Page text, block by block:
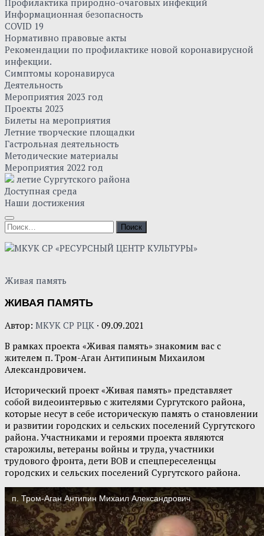
Профилактика природно-очаговых инфекций
Информационная безопасность
COVID 19
Нормативно правовые акты
Рекомендации по профилактике новой коронавирусной
инфекции.
Симптомы коронавируса
Деятельность
Мероприятия 2023 год
Проекты 2023
Билеты на мероприятия
Летние творческие площадки
Гастрольная деятельность
Методические материалы
Мероприятия 2022 год
летие Сургутского района
Доступная среда
Наши достижения
Найти:
Живая память
ЖИВАЯ ПАМЯТЬ
Автор: МКУК СР РЦК · 09.09.2021
В рамках проекта «Живая память» знакомим вас с
жителем п. Тром-Аган Антипиным Михаилом
Александровичем.
Исторический проект «Живая память» представляет
собой видеоинтервью с жителями Сургутского района,
которые несут в себе историческую память о становлении
и развитии городских и сельских поселений Сургутского
района. Участниками и героями проекта являются
старожилы, ветераны войны и труда, участники
трудового фронта, дети ВОВ и спецпереселенцы
городских и сельских поселений Сургутского района.